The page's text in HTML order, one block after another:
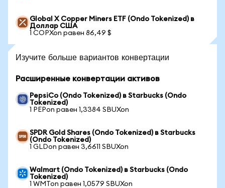
Global X Copper Miners ETF (Ondo Tokenized) в
Доллар США
1 COPXon равен 86,49 $
Изучите больше вариантов конвертации
Расширенные конвертации активов
PepsiCo (Ondo Tokenized) в Starbucks (Ondo
Tokenized)
1 PEPon равен 1,3384 SBUXon
SPDR Gold Shares (Ondo Tokenized) в Starbucks
(Ondo Tokenized)
1 GLDon равен 3,6611 SBUXon
Walmart (Ondo Tokenized) в Starbucks (Ondo
Tokenized)
1 WMTon равен 1,0579 SBUXon